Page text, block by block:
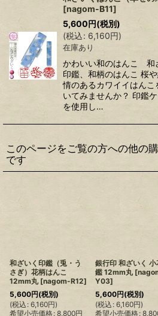
[nagom-B11]
5,600円(税別)
(税込: 6,160円)
在庫あり
かわいい和のはんこ 和
印鑑、和柄のはんこ 桜
情のあるカワイイはん
いてみませんか？ 印鑑
を使用し…
このページをご覧の方への他の
です
和ざいく印鑑（兎・う
さぎ）花柄はんこ
12mm丸 [nagom-R12]
5,600円(税別)
(税込 : 6,160円)
希望小売価格: 8,800円
銀行印 和ざいく 小
鑑 12mm丸 [
Y03]
5,600円(税別)
(税込 : 6,160円)
希望小売価格: